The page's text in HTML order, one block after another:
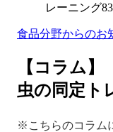
レーニング83
食品分野からのお
【コラム
虫の同定ト
※こちらのコラム